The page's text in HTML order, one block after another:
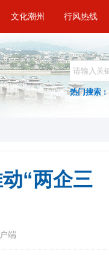
文化潮州 行风热线
热门搜索 :
“两企三
端